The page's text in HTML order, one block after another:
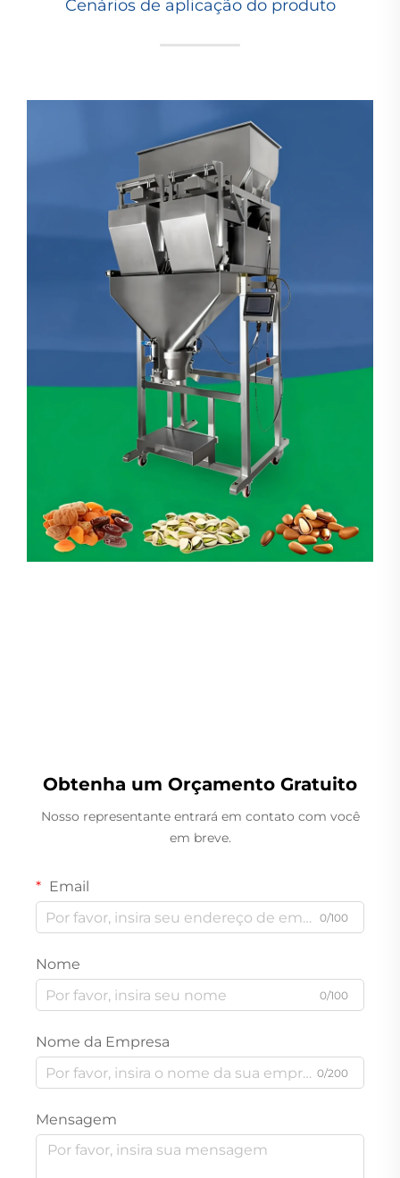
Cenários de aplicação do produto
Obtenha um Orçamento Gratuito
Nosso representante entrará em contato com você
em breve.
Email
0/100
Nome
0/100
Nome da Empresa
0/200
Mensagem